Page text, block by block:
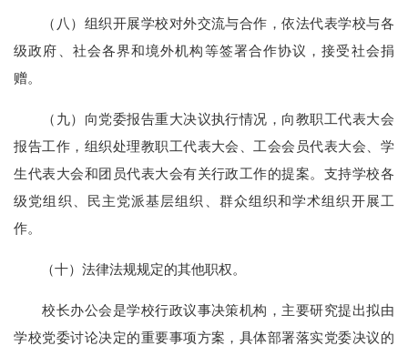
（八）组织开展学校对外交流与合作，依法代表学校与各
级政府、社会各界和境外机构等签署合作协议，接受社会捐
赠。
（九）向党委报告重大决议执行情况，向教职工代表大会
报告工作，组织处理教职工代表大会、工会会员代表大会、学
生代表大会和团员代表大会有关行政工作的提案。支持学校各
级党组织、民主党派基层组织、群众组织和学术组织开展工
作。
（十）法律法规规定的其他职权。
校长办公会是学校行政议事决策机构，主要研究提出拟由
学校党委讨论决定的重要事项方案，具体部署落实党委决议的